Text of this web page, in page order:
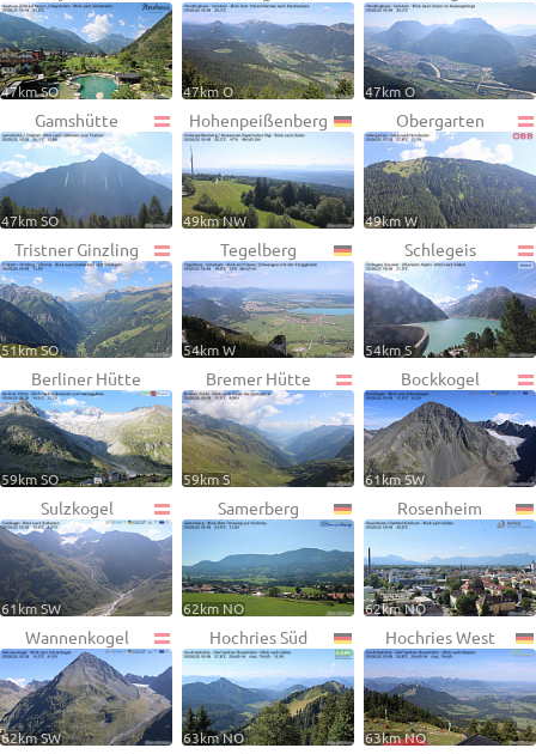
47km SO 47km O 47km O
Gamshütte
47km SO
Hohenpeißenberg
49km NW
Obergarten
49km W
Tristner Ginzling
51km SO
Tegelberg
54km W
Schlegeis
54km S
Berliner Hütte
59km SO
Bremer Hütte
59km S
Bockkogel
61km SW
Sulzkogel
61km SW
Samerberg
62km NO
Rosenheim
62km NO
Wannenkogel
62km SW
Hochries Süd
63km NO
Hochries West
63km NO